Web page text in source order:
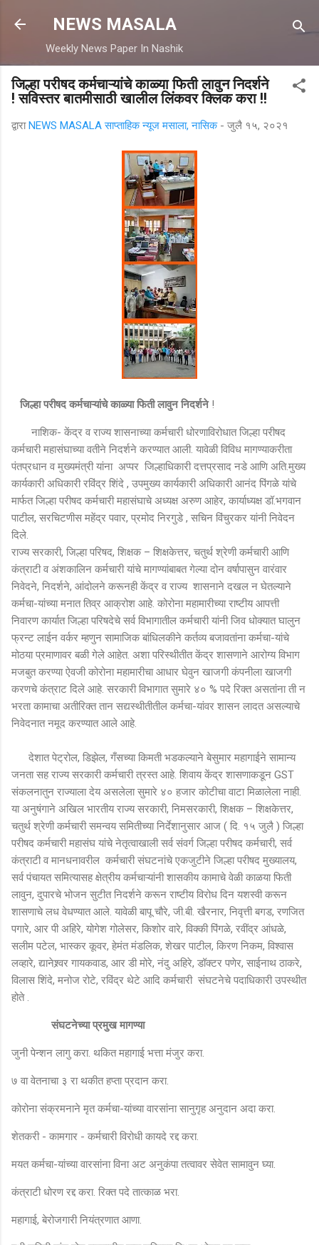
मुख्य सामग्रीवर वगळा
NEWS MASALA
Weekly News Paper In Nashik
जिल्हा परीषद कर्मचाऱ्यांचे काळ्या फिती लावुन निदर्शने
! सविस्तर बातमीसाठी खालील लिंकवर क्लिक करा !!
द्वाराNEWS MASALA साप्ताहिक न्यूज मसाला, नासिक - जुलै १५, २०२१
जिल्हा परीषद कर्मचाऱ्यांचे काळ्या फिती लावुन निदर्शने !
नाशिक- केंद्र व राज्य शासनाच्या कर्मचारी धोरणाविरोधात जिल्हा परीषद
कर्मचारी महासंघाच्या वतीने निदर्शने करण्यात आली. यावेळी विविध मागण्याकरीता
पंतप्रधान व मुख्यमंत्री यांना अप्पर जिल्हाधिकारी दत्तप्रसाद नडे आणि अति.मुख्य
कार्यकारी अधिकारी रविंद्र शिंदे , उपमुख्य कार्यकारी अधिकारी आनंद पिंगळे यांचे
मार्फत जिल्हा परीषद कर्मचारी महासंघाचे अध्यक्ष अरुण आहेर, कार्याध्यक्ष डॉ.भगवान
पाटील, सरचिटणीस महेंद्र पवार, प्रमोद निरगुडे , सचिन विंचुरकर यांनी निवेदन
दिले.
राज्य सरकारी, जिल्हा परिषद, शिक्षक – शिक्षकेत्तर, चतुर्थ श्रेणी कर्मचारी आणि
कंत्राटी व अंशकालिन कर्मचारी यांचे मागण्यांबाबत गेल्या दोन वर्षापासुन वारंवार
निवेदने, निदर्शने, आंदोलने करूनही केंद्र व राज्य शासनाने दखल न घेतल्याने
कर्मचा-यांच्या मनात तिव्र आक्रोश आहे. कोरोना महामारीच्या राष्टीय आपत्ती
निवारण कार्यात जिल्हा परिषदेचे सर्व विभागातील कर्मचारी यांनी जिव धोक्यात घालुन
फ्रन्ट लाईन वर्कर म्हणुन सामाजिक बांधिलकीने कर्तव्य बजावतांना कर्मचा-यांचे
मोठया प्रमाणावर बळी गेले आहेत. अशा परिस्थीतीत केंद्र शासणाने आरोग्य विभाग
मजबुत करण्या ऐवजी कोरोना महामारीचा आधार घेवुन खाजगी कंपनीला खाजगी
करणचे कंत्राट दिले आहे. सरकारी विभागात सुमारे ४० % पदे रिक्त असतांना ती न
भरता कामाचा अतीरिक्त तान सद्यस्थीतीतील कर्मचा-यांवर शासन लादत असल्याचे
निवेदनात नमूद करण्यात आले आहे.
देशात पेट्रोल, डिझेल, गँसच्या किमती भडकल्याने बेसुमार महागाईने सामान्य
जनता सह राज्य सरकारी कर्मचारी त्रस्त आहे. शिवाय केंद्र शासणाकडून GST
संकलनातुन राज्याला देय असलेला सुमारे ४० हजार कोटीचा वाटा मिळालेला नाही.
या अनुषंगाने अखिल भारतीय राज्य सरकारी, निमसरकारी, शिक्षक – शिक्षकेत्तर,
चतुर्थ श्रेणी कर्मचारी समन्वय समितीच्या निर्देशानुसार आज ( दि. १५ जुलै ) जिल्हा
परीषद कर्मचारी महासंघ यांचे नेतृत्वाखाली सर्व संवर्ग जिल्हा परीषद कर्मचारी, सर्व
कंत्राटी व मानधनावरील कर्मचारी संघटनांचे एकजुटीने जिल्हा परीषद मुख्यालय,
सर्व पंचायत समित्यासह क्षेत्रीय कर्मचाऱ्यांनी शासकीय कामाचे वेळी काळया फिती
लावुन, दुपारचे भोजन सुटीत निदर्शने करून राष्टीय विरोध दिन यशस्वी करून
शासणाचे लध वेधण्यात आले. यावेळी बापू चौरे, जी.बी. खैरनार, निवृत्ती बगड, रणजित
पगारे, आर पी अहिरे, योगेश गोलेसर, किशोर वारे, विक्की पिंगळे, रवींद्र आंधळे,
सलीम पटेल, भास्कर कूवर, हेमंत मंडलिक, शेखर पाटील, किरण निकम, विश्वास
लव्हारे, द्यानेश्र्वर गायकवाड, आर डी मोरे, नंदु अहिरे, डॉक्टर पणेर, साईनाथ ठाकरे,
विलास शिंदे, मनोज रोटे, रविंद्र थेटे आदि कर्मचारी संघटनेचे पदाधिकारी उपस्थीत
होते .
संघटनेच्या प्रमुखमागण्या
जुनी पेन्शन लागु करा. थकित महागाई भत्ता मंजुर करा.
७ वा वेतनाचा ३ रा थकीत हप्ता प्रदान करा.
कोरोना संक्रमनाने मृत कर्मचा-यांच्या वारसांना सानुगृह अनुदान अदा करा.
शेतकरी - कामगार - कर्मचारी विरोधी कायदे रद्द करा.
मयत कर्मचा-यांच्या वारसांना विना अट अनुकंपा तत्वावर सेवेत सामावुन घ्या.
कंत्राटी धोरण रद्द करा. रिक्त पदे तात्काळ भरा.
महागाई, बेरोजगारी नियंत्रणात आणा.